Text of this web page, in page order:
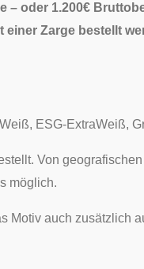
– oder 1.200€
Zarge bestellt
ESG-ExtraWeiß,
Von
möglich.
Motiv auch zusätzlich